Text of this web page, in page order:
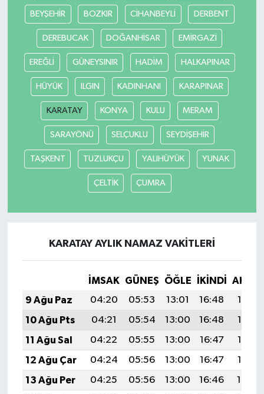
BEYŞEHİR BOZKIR CİHANBEYLİ DERBENT
DEREBUCAK DOĞANHİSAR EMİRGAZİ
EREĞLİ GÜNEYSINIR HADİM HALKAPINAR
HÜYÜK ILGIN KADINHANI KARAPINAR
KARATAY KONYA KULU MERAM
SARAYÖNÜ SELÇUKLU SEYDİŞEHİR
TAŞKENT TUZLUKÇU YALIHÜYÜK YUNAK
ÇELTİK ÇUMRA
KARATAY AYLIK NAMAZ VAKITLERI
İMSAK GÜNEŞ ÖĞLE İKINDI
9 Ağu Paz
04:20 05:53 13:01 16:48
19:58
10 Ağu Pts
04:21 05:54 13:00 16:48
19:57
11 Ağu Sal
04:22 05:55 13:00 16:47
19:56
12 Ağu Çar
04:24 05:56 13:00 16:47
19:55
13 Ağu Per
04:25 05:56 13:00 16:46
19:54